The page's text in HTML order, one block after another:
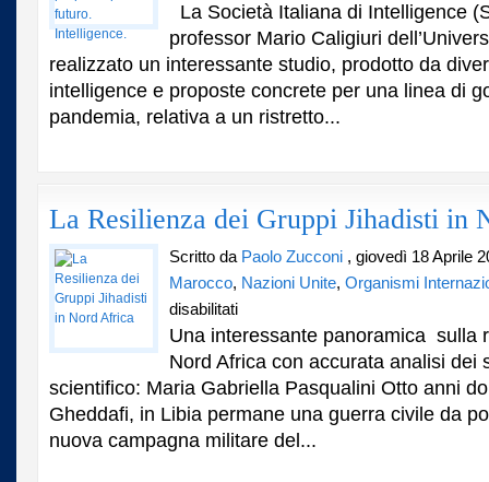
sguardo
sulla
situazione
Italia
e
Intelligence.
La Società Italiana di Intelligence
professor Mario Caligiuri
realizzato un interessante studio, prodotto da
intelligence e proposte concrete per una linea di
pandemia, relativa a un ristretto...
La Resilienza dei Gruppi Jihadisti in
Scritto da Paolo Zucconi , giovedì 18 Aprile
Marocco, Nazioni Unite, Organismi
disabilitatisu
Resilienza
dei
Gruppi
in
Nord
Una interessante panoramica sulla
Nord Africa con accurata analisi dei
scientifico: Maria Gabriella Pasqualini Otto anni
Gheddafi, in Libia permane una guerra civile da
nuova campagna militare del...